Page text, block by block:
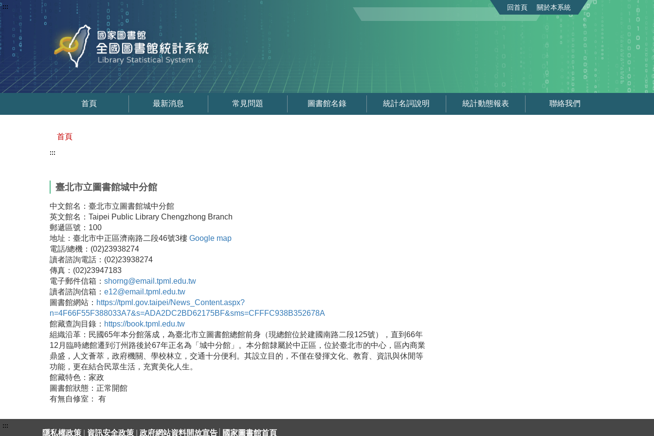
::: 回首頁 關於本系統
首頁 最新消息 常見問題 圖書館名錄 統計名詞說明 統計動態報表 聯絡我們
首頁
:::
臺北市立圖書館城中分館
中文館名：臺北市立圖書館城中分館
英文館名：Taipei Public Library Chengzhong Branch
郵遞區號：100
地址：臺北市中正區濟南路二段46號3樓 Google map
電話/總機：(02)23938274
讀者諮詢電話：(02)23938274
傳真：(02)23947183
電子郵件信箱： shorng@email.tpml.edu.tw
讀者諮詢信箱： e12@email.tpml.edu.tw
圖書館網站： https://tpml.gov.taipei/News_Content.aspx?
n=4F66F55F388033A7&s=ADA2DC2BD62175BF&sms=CFFFC938B352678A
館藏查詢目錄： https://book.tpml.edu.tw
組織沿革：民國65年本分館落成，為臺北市立圖書館總館前身（現總館位於建國南路二段125號），直到66年
12月臨時總館遷到汀州路後於67年正名為「城中分館」。本分館隸屬於中正區，位於臺北市的中心，區內商業
鼎盛，人文薈萃，政府機關、學校林立，交通十分便利。其設立目的，不僅在發揮文化、教育、資訊與休閒等
功能，更在結合民眾生活，充實美化人生。
館藏特色：家政
圖書館狀態：正常開館
有無自修室： 有
:::
隱私權政策 資訊安全政策 政府網站資料開放宣告 國家圖書館首頁